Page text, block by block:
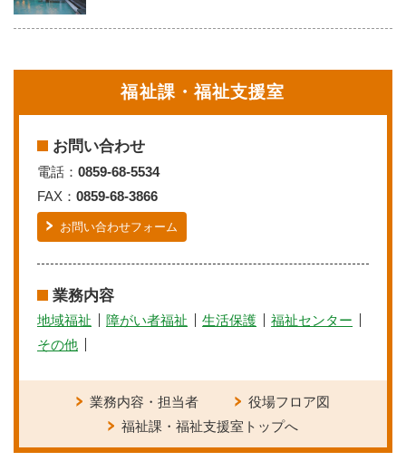
福祉課・福祉支援室
お問い合わせ
電話： 0859-68-5534
FAX： 0859-68-3866
お問い合わせフォーム
業務内容
地域福祉 障がい者福祉 生活保護
福祉センター
その他
業務内容・担当者
役場フロア図
福祉課・福祉支援室トップへ